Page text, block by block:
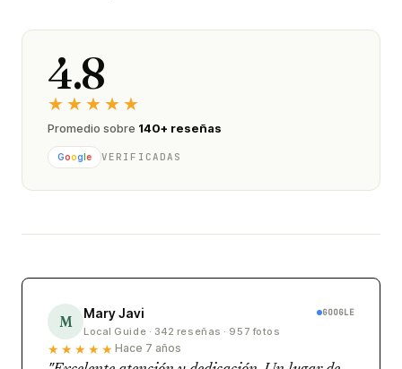
4.8
★★★★★
Promedio sobre 140+ reseñas
Google VERIFICADAS
M Mary Javi
Local Guide · 342 reseñas · 957 fotos
GOOGLE
★★★★★ Hace 7 años